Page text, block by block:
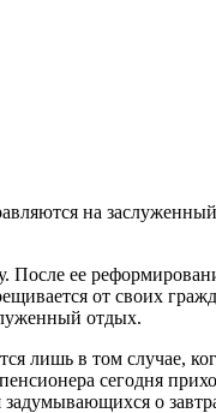
на
После ее
от своих
отдых.
лишь в том случае,
сегодня
о